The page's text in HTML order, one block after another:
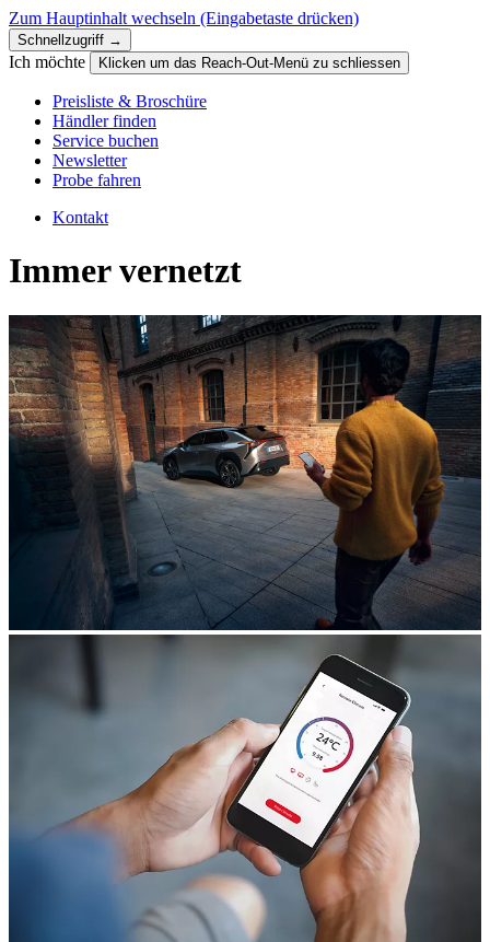
Zum Hauptinhalt wechseln (Eingabetaste drücken)
Schnellzugriff →
Ich möchte Klicken um das Reach-Out-Menü zu schliessen
Preisliste & Broschüre
Händler finden
Service buchen
Newsletter
Probe fahren
Kontakt
Immer vernetzt